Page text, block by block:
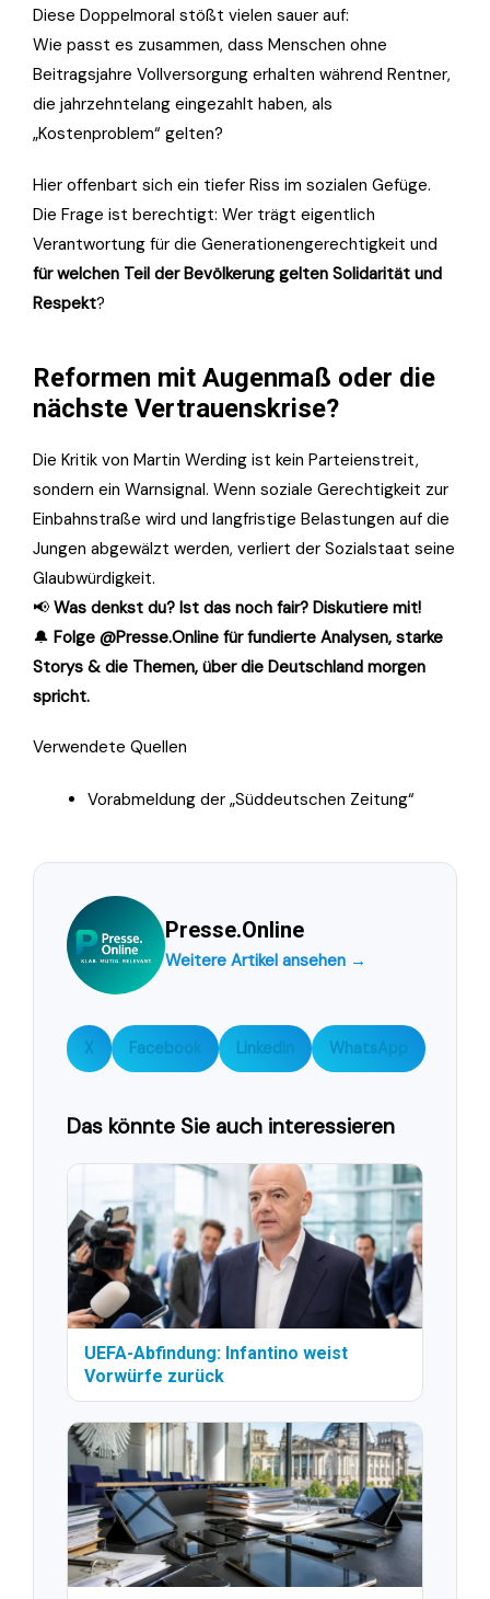
Diese Doppelmoral stößt vielen sauer auf:
Wie passt es zusammen, dass Menschen ohne
Beitragsjahre Vollversorgung erhalten während Rentner,
die jahrzehntelang eingezahlt haben, als
„Kostenproblem“ gelten?
Hier offenbart sich ein tiefer Riss im sozialen Gefüge.
Die Frage ist berechtigt: Wer trägt eigentlich
Verantwortung für die Generationengerechtigkeit und
für welchen Teil der Bevölkerung gelten Solidarität und
Respekt?
Reformen mit Augenmaß oder die
nächste Vertrauenskrise?
Die Kritik von Martin Werding ist kein Parteienstreit,
sondern ein Warnsignal. Wenn soziale Gerechtigkeit zur
Einbahnstraße wird und langfristige Belastungen auf die
Jungen abgewälzt werden, verliert der Sozialstaat seine
Glaubwürdigkeit.
📢 Was denkst du? Ist das noch fair? Diskutiere mit!
🔔 Folge @Presse.Online für fundierte Analysen, starke
Storys & die Themen, über die Deutschland morgen
spricht.
Verwendete Quellen
Vorabmeldung der „Süddeutschen Zeitung“
Presse.Online
Weitere Artikel ansehen →
X Facebook LinkedIn WhatsApp
Das könnte Sie auch interessieren
UEFA-Abfindung: Infantino weist
Vorwürfe zurück